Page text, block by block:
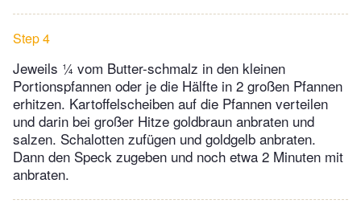
Step 4
Jeweils ¼ vom Butter-schmalz in den kleinen
Portionspfannen oder je die Hälfte in 2 großen Pfannen
erhitzen. Kartoffelscheiben auf die Pfannen verteilen
und darin bei großer Hitze goldbraun anbraten und
salzen. Schalotten zufügen und goldgelb anbraten.
Dann den Speck zugeben und noch etwa 2 Minuten mit
anbraten.